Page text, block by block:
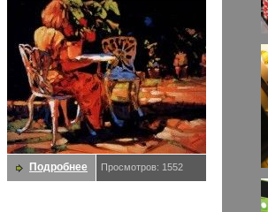
Подробнее Просмотров: 1552